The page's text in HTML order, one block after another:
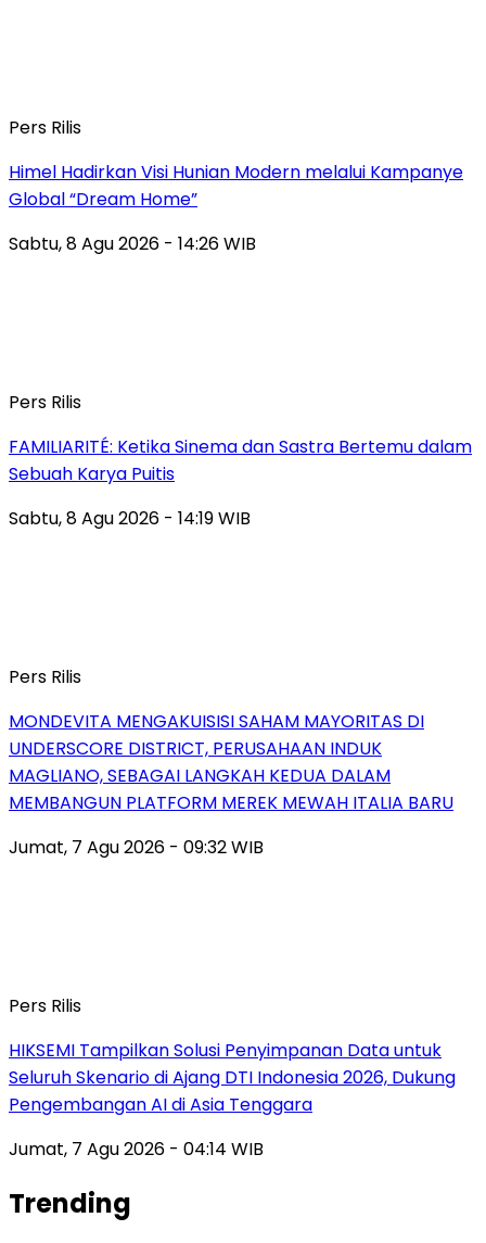
Pers Rilis
Himel Hadirkan Visi Hunian Modern melalui Kampanye
Global “Dream Home”
Sabtu, 8 Agu 2026 - 14:26 WIB
Pers Rilis
FAMILIARITÉ: Ketika Sinema dan Sastra Bertemu dalam
Sebuah Karya Puitis
Sabtu, 8 Agu 2026 - 14:19 WIB
Pers Rilis
MONDEVITA MENGAKUISISI SAHAM MAYORITAS DI
UNDERSCORE DISTRICT, PERUSAHAAN INDUK
MAGLIANO, SEBAGAI LANGKAH KEDUA DALAM
MEMBANGUN PLATFORM MEREK MEWAH ITALIA BARU
Jumat, 7 Agu 2026 - 09:32 WIB
Pers Rilis
HIKSEMI Tampilkan Solusi Penyimpanan Data untuk
Seluruh Skenario di Ajang DTI Indonesia 2026, Dukung
Pengembangan AI di Asia Tenggara
Jumat, 7 Agu 2026 - 04:14 WIB
Trending